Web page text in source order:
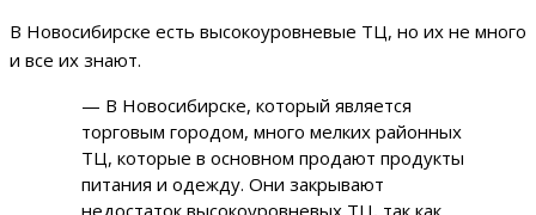
В Новосибирске есть высокоуровневые ТЦ, но их не много
и все их знают.
— В Новосибирске, который является
торговым городом, много мелких районных
ТЦ, которые в основном продают продукты
питания и одежду. Они закрывают
недостаток высокоуровневых ТЦ, так как